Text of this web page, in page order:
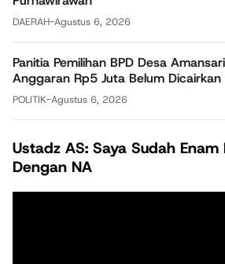
DAERAH-Agustus 6, 2026
Panitia Pemilihan BPD Desa
Anggaran Rp5 Juta Belum Dicairkan
POLITIK-Agustus 6, 2026
Ustadz AS: Saya Sudah Enam
Dengan NA